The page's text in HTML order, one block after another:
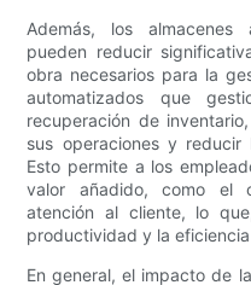
Además, los
pueden reducir
obra necesarios para la
automatizados que
recuperación de
sus operaciones y
Esto permite a los
valor añadido, como el
atención al cliente, lo
productividad y la
En general, el impacto de